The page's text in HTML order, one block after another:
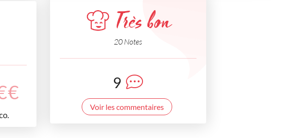
€
Très bon
20 Notes
9
Voir les commentaires